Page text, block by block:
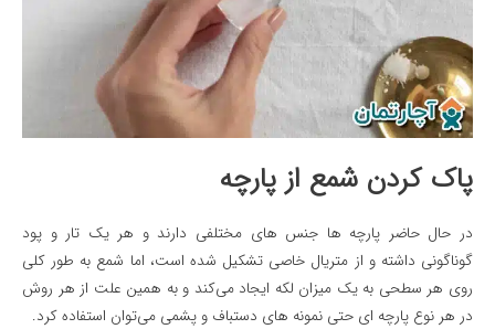
پاک کردن شمع از پارچه
در حال حاضر پارچه ها جنس های مختلفی دارند و هر یک تار و پود
گوناگونی داشته و از متریال خاصی تشکیل شده است، اما شمع به طور کلی
روی هر سطحی به یک میزان لکه ایجاد می‌کند و به همین علت از هر روش
در هر نوع پارچه ای حتی نمونه های دستباف و پشمی می‌توان استفاده کرد.